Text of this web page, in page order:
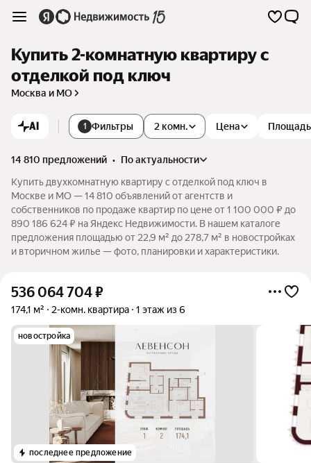
Купить 2-комнатную квартиру с
отделкой под ключ
Москва и МО
AI 1 Фильтры 2 комн. Цена Площадь
14 810 предложений •
по актуальности
Купить двухкомнатную квартиру с отделкой под ключ в
Москве и МО — 14 810 объявлений от агентств и
собственников по продаже квартир по цене от 1 100 000 ₽ до
890 186 624 ₽ на Яндекс Недвижимости. В нашем каталоге
предложения площадью от 22,9 м² до 278,7 м² в новостройках
и вторичном жилье — фото, планировки и характеристики.
536 064 704₽
174,1 м² 2-комн. квартира 1 этаж из 6
новостройка
последнее предложение